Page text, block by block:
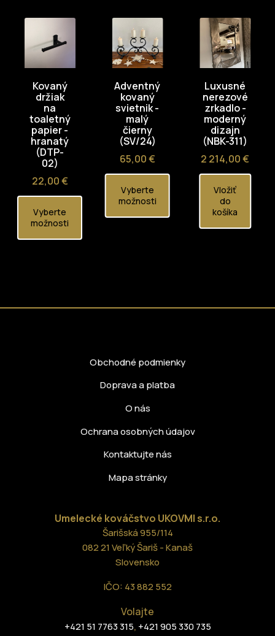
Kovaný
držiak
na
toaletný
papier -
hranatý
(DTP-
02)
Cena
22,00 €
Vyberte
možnosti
Adventný
kovaný
svietnik -
malý
čierny
(SV/24)
Cena
65,00 €
Vyberte
možnosti
Luxusné
nerezové
zrkadlo -
moderný
dizajn
(NBK-311)
Cena
2 214,00 €
Vložiť
do
košíka
Obchodné podmienky
Doprava a platba
O nás
Ochrana osobných údajov
Kontaktujte nás
Mapa stránky
Umelecké kováčstvo UKOVMI s.r.o.
Šarišská 955/114
082 21 Veľký Šariš - Kanaš
Slovensko
IČO: 43 882 552
Volajte
+421 51 7763 315, +421 905 330 735